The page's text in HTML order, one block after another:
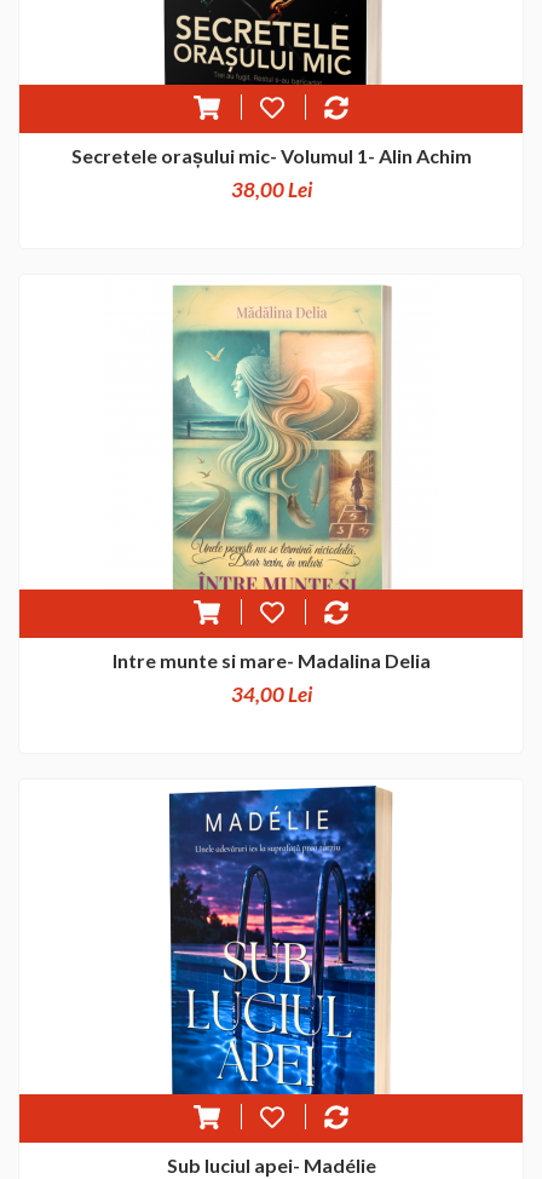
Secretele orașului mic- Volumul 1- Alin Achim
38,00 Lei
Intre munte si mare- Madalina Delia
34,00 Lei
Sub luciul apei- Madélie